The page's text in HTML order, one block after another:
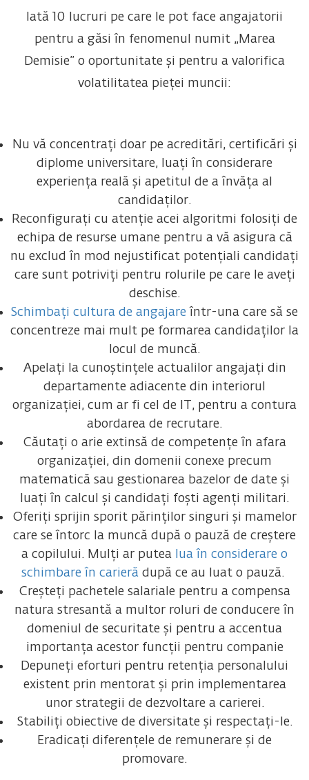
Iată 10 lucruri pe care le pot face angajatorii
pentru a găsi în fenomenul numit „Marea
Demisie” o oportunitate și pentru a valorifica
volatilitatea pieței muncii:
Nu vă concentrați doar pe acreditări, certificări și
diplome universitare, luați în considerare
experiența reală și apetitul de a învăța al
candidaților.
Reconfigurați cu atenție acei algoritmi folosiți de
echipa de resurse umane pentru a vă asigura că
nu exclud în mod nejustificat potențiali candidați
care sunt potriviți pentru rolurile pe care le aveți
deschise.
Schimbați cultura de angajare într-una care să se
concentreze mai mult pe formarea candidaților la
locul de muncă.
Apelați la cunoștințele actualilor angajați din
departamente adiacente din interiorul
organizației, cum ar fi cel de IT, pentru a contura
abordarea de recrutare.
Căutați o arie extinsă de competențe în afara
organizației, din domenii conexe precum
matematică sau gestionarea bazelor de date și
luați în calcul și candidați foști agenți militari.
Oferiți sprijin sporit părinților singuri și mamelor
care se întorc la muncă după o pauză de creștere
a copilului. Mulți ar putea
lua în considerare o
schimbare în carieră după ce au luat o pauză.
Creșteți pachetele salariale pentru a compensa
natura stresantă a multor roluri de conducere în
domeniul de securitate și pentru a accentua
importanța acestor funcții pentru companie
Depuneți eforturi pentru retenția personalului
existent prin mentorat și prin implementarea
unor strategii de dezvoltare a carierei.
Stabiliți obiective de diversitate și respectați-le.
Eradicați diferențele de remunerare și de
promovare.